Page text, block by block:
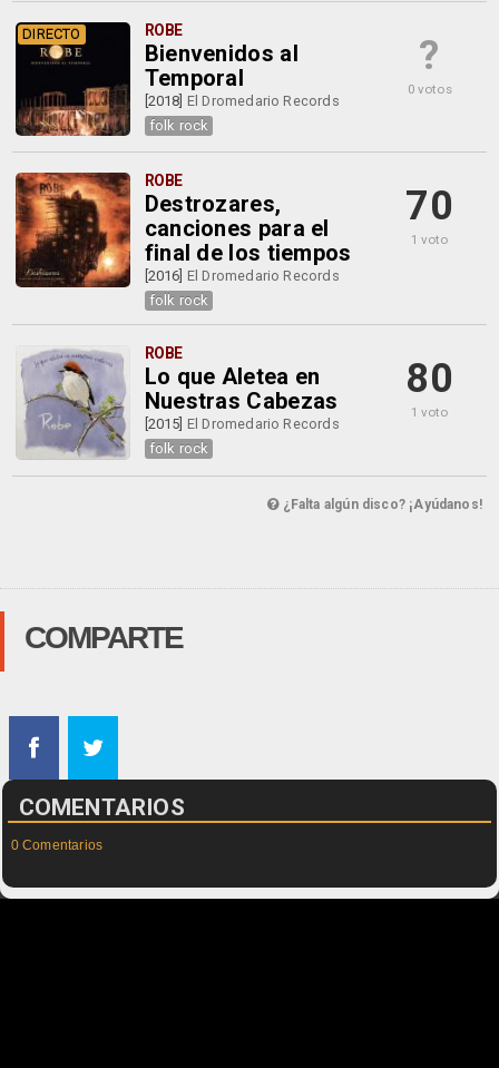
DIRECTO ROBE
Bienvenidos al
Temporal
[2018] El Dromedario Records
folk rock
?
0 votos
ROBE
Destrozares,
canciones para el
final de los tiempos
[2016] El Dromedario Records
folk rock
70
1 voto
ROBE
Lo que Aletea en
Nuestras Cabezas
[2015] El Dromedario Records
folk rock
80
1 voto
¿Falta algún disco? ¡Ayúdanos!
COMPARTE
COMENTARIOS
0 Comentarios